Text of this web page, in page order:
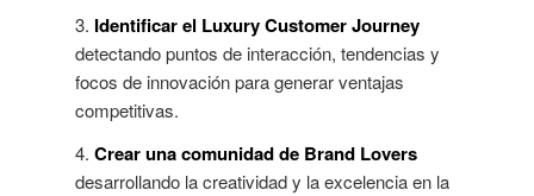
Identificar el Luxury Customer Journey
detectando puntos de interacción, tendencias y
focos de innovación para generar ventajas
competitivas.
Crear una comunidad de Brand Lovers
desarrollando la creatividad y la excelencia en la